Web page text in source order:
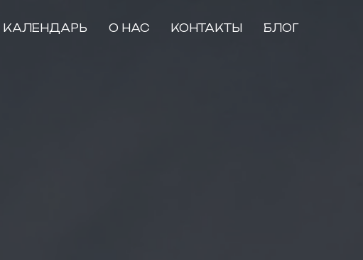
КАЛЕНДАРЬ О НАС КОНТАКТЫ БЛОГ